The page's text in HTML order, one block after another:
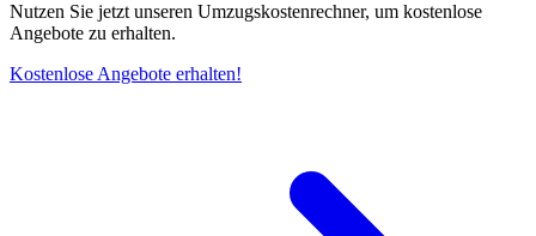
Nutzen Sie jetzt unseren Umzugskostenrechner, um kostenlose
Angebote zu erhalten.
Kostenlose Angebote erhalten!